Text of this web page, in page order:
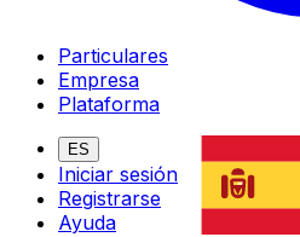
Particulares
Empresa
Plataforma
ES
Iniciar sesión
Registrarse
Ayuda